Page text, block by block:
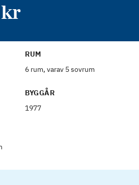
kr
RUM
6 rum, varav 5 sovrum
BYGGÅR
1977